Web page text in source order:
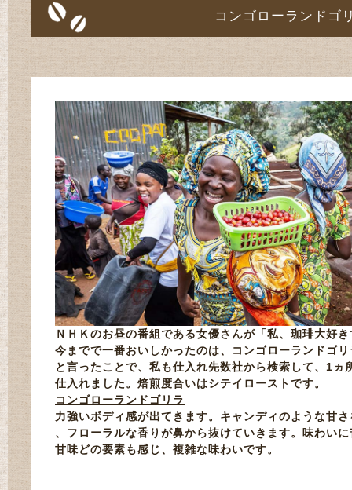
コンゴローランドゴ
ＮＨＫのお昼の番組である女優さんが「私、珈琲大好
今までで一番おいしかったのは、コンゴローランドゴ
と言ったことで、私も仕入れ先数社から検索して、1ヵ
仕入れました。焙煎度合いはシテイローストです。
コンゴローランドゴリラ
力強いボディ感が出てきます。キャンディのような甘
、フローラルな香りが鼻から抜けていきます。
味わい
甘味どの要素も感じ、複雑な味わいです。